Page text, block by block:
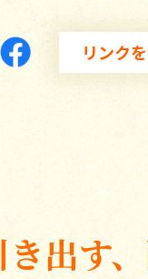
リンク
出す